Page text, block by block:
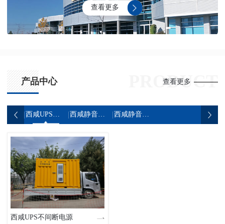
查看更多
产品中心 PRODUCT
查看更多
西咸UPS不间断电源 西咸静音发电机组 西咸静音发电车
西咸UPS不间断电源